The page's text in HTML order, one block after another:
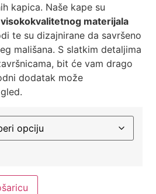
kapica. Naše kape su
visokokvalitetnog materijala
te su dizajnirane da savršeno
mališana. S slatkim detaljima
bit će vam drago
dodatak može